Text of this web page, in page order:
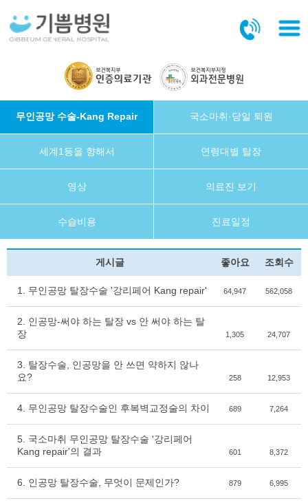
무인공망 수술-Kang Repair 국소마취·당일 퇴원
세계1등을 향해서 연령대별 탈장
영상 의료진 보기
수술비용 진료일정
게시글 좋아요 조회수
1. 무인공망 탈장수술 '강리페어 Kang repair' 64,947 562,058
2. 인공망-써야 하는 탈장 vs 안 써야 하는 탈
장
1,305 24,707
3. 탈장수술, 인공망을 안 쓰면 약하지 않나
요?
258 12,953
4. 무인공망 탈장수술인 후복벽교정술의 차이 689 7,264
5. 국소마취 무인공망 탈장수술 '강리페어
Kang repair'의 결과
601 8,372
6. 인공망 탈장수술, 무엇이 문제인가? 879 6,995